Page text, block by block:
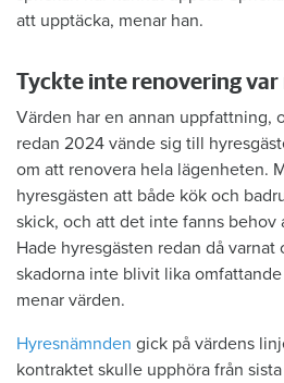
att upptäcka, menar han.
Tyckte inte renovering
Värden har en annan uppfattning,
redan 2024 vände sig till
om att renovera hela lägenheten.
hyresgästen att både kök och
skick, och att det inte fanns behov
Hade hyresgästen redan då varnat
skadorna inte blivit lika
menar värden.
Hyresnämnden gick på värdens
kontraktet skulle upphöra från